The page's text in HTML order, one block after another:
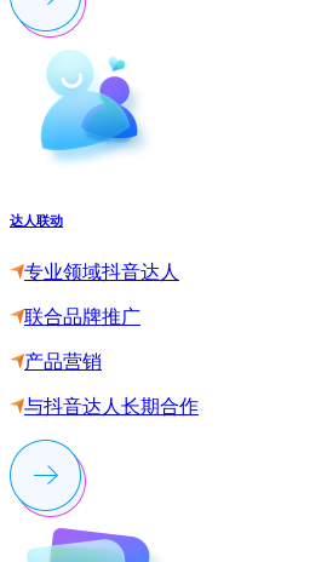
达人联动
专业领域抖音达人
联合品牌推广
产品营销
与抖音达人长期合作